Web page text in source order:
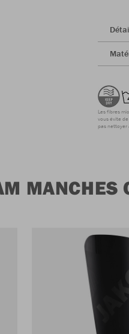
Les fibres
vous évite
pas nettoyer
MANCHES